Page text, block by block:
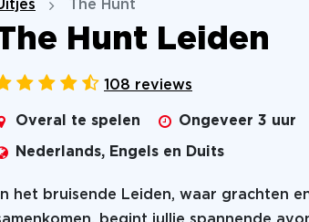
The Hunt
Hunt Leiden
108 reviews
Overal te spelen Ongeveer 3 uur
Nederlands, Engels en Duits
In het bruisende Leiden, waar grachten